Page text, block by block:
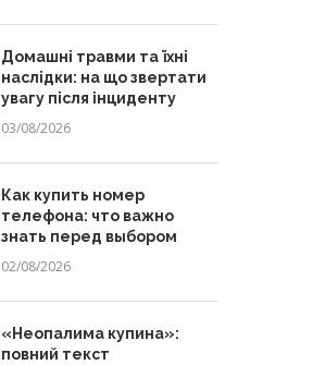
Домашні травми та їхні
наслідки: на що звертати
увагу після інциденту
03/08/2026
Как купить номер
телефона: что важно
знать перед выбором
02/08/2026
«Неопалима купина»:
повний текст